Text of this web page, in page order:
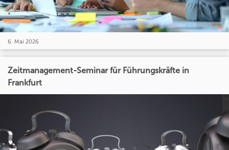
6. Mai 2026
Zeitmanagement-Seminar für Führungskräfte in
Frankfurt